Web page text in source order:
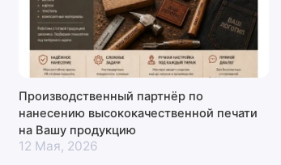
Производственный партнёр по
нанесению высококачественной печати
на Вашу продукцию
12 Мая, 2026